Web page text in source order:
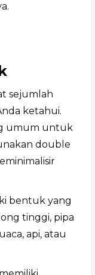
sejumlah
ketahui.
umum untuk
double
bentuk yang
tinggi, pipa
api, atau